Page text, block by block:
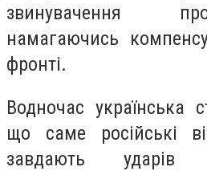
звинувачення
намагаючись
фронті.
Водночас українська
що саме російські
завдають ударів